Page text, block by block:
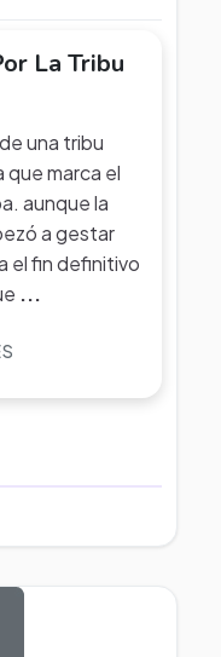
La Tribu
una tribu
que marca el
aunque la
a gestar
el fin definitivo
...